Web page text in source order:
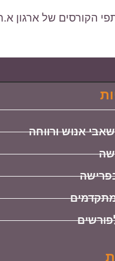
הקורסים של ארגון
אנוש ורווחה